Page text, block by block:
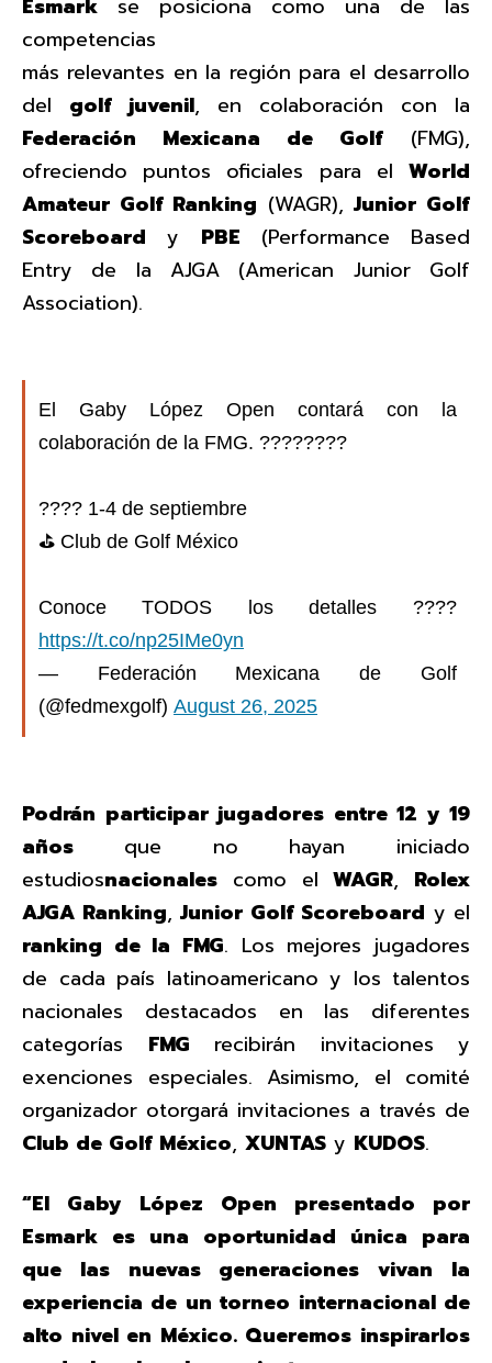
competencias
más relevantes en la región para el desarrollo
del golf juvenil, en colaboración con la
Federación Mexicana de Golf (FMG),
ofreciendo puntos oficiales para el World
Amateur Golf Ranking (WAGR),Junior Golf
Scoreboard y PBE (Performance Based
Entry de la AJGA (American Junior Golf
Association).
El Gaby López Open contará con la
colaboración de la FMG. ????????
???? 1-4 de septiembre
⛳️ Club de Golf México
Conoce TODOS los detalles ????
https://t.co/np25IMe0yn
— Federación Mexicana de Golf
(@fedmexgolf) August 26, 2025
Podrán participar jugadores entre 12 y 19
años que no hayan iniciado
estudiosnacionales como elWAGR, Rolex
AJGA Ranking, Junior Golf Scoreboard y el
ranking de la FMG. Los mejores jugadores
de cada país latinoamericano y los talentos
nacionales destacados en las diferentes
categorías FMG recibirán invitaciones y
exenciones especiales. Asimismo, el comité
organizador otorgará invitaciones a través de
Club de Golf México, XUNTAS y KUDOS.
“El Gaby López Open presentado por
Esmark es una oportunidad única para
que las nuevas generaciones vivan la
experiencia de un torneo internacional de
alto nivel en México. Queremos inspirarlos